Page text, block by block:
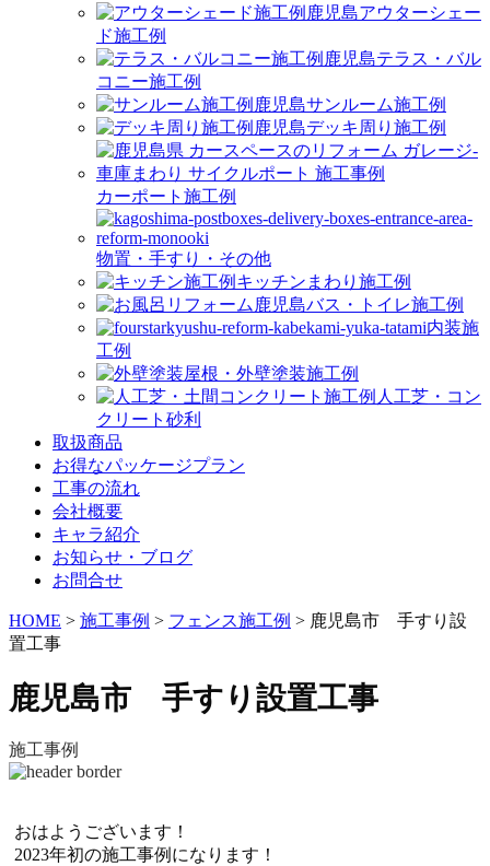
アウターシェー
ド施工例
テラス・バル
コニー施工例
サンルーム施工例
デッキ周り施工例
カーポート施工例
物置・手すり・その他
キッチンまわり施工例
バス・トイレ施工例
内装施
工例
屋根・外壁塗装施工例
人工芝・コン
クリート砂利
取扱商品
お得なパッケージプラン
工事の流れ
会社概要
キャラ紹介
お知らせ・ブログ
お問合せ
HOME > 施工事例 > フェンス施工例 > 鹿児島市 手すり設
置工事
鹿児島市 手すり設置工事
施工事例
おはようございます！
2023年初の施工事例になります！